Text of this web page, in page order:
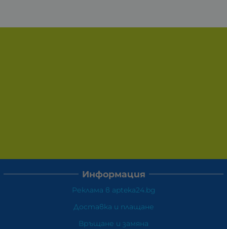
Информация
Реклама в apteka24.bg
Доставка и плащане
Връщане и замяна